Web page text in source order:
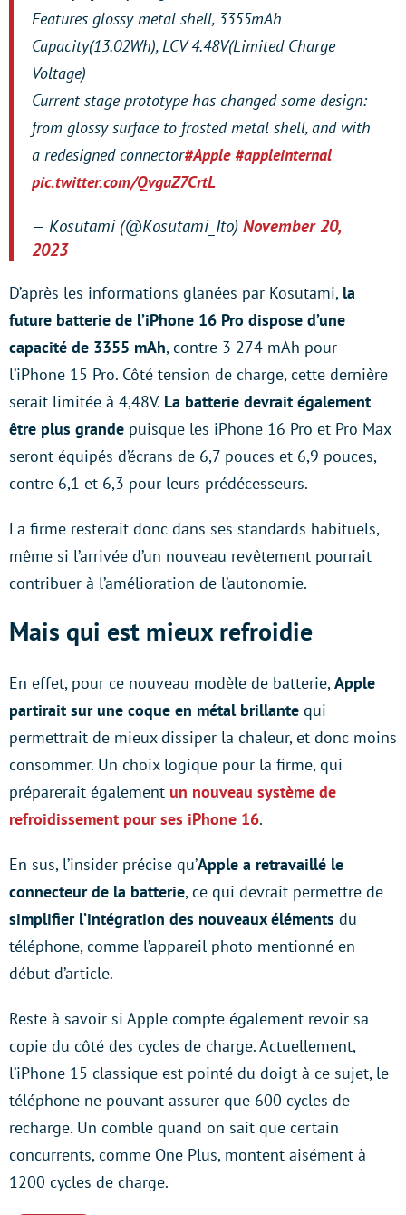
Features glossy metal shell, 3355mAh
Capacity(13.02Wh), LCV 4.48V(Limited Charge
Voltage)
Current stage prototype has changed some design:
from glossy surface to frosted metal shell, and with
a redesigned connector#Apple #appleinternal
pic.twitter.com/QvguZ7CrtL
— Kosutami (@Kosutami_Ito) November 20,
2023
D’après les informations glanées par Kosutami, la
future batterie de l’iPhone 16 Pro dispose d’une
capacité de 3355 mAh, contre 3 274 mAh pour
l’iPhone 15 Pro. Côté tension de charge, cette dernière
serait limitée à 4,48V. La batterie devrait également
être plus grande puisque les iPhone 16 Pro et Pro Max
seront équipés d’écrans de 6,7 pouces et 6,9 pouces,
contre 6,1 et 6,3 pour leurs prédécesseurs.
La firme resterait donc dans ses standards habituels,
même si l’arrivée d’un nouveau revêtement pourrait
contribuer à l’amélioration de l’autonomie.
Mais qui est mieux refroidie
En effet, pour ce nouveau modèle de batterie, Apple
partirait sur une coque en métal brillante qui
permettrait de mieux dissiper la chaleur, et donc moins
consommer. Un choix logique pour la firme, qui
préparerait également un nouveau système de
refroidissement pour ses iPhone 16.
En sus, l’insider précise qu’Apple a retravaillé le
connecteur de la batterie, ce qui devrait permettre de
simplifier l’intégration des nouveaux éléments du
téléphone, comme l’appareil photo mentionné en
début d’article.
Reste à savoir si Apple compte également revoir sa
copie du côté des cycles de charge. Actuellement,
l’iPhone 15 classique est pointé du doigt à ce sujet, le
téléphone ne pouvant assurer que 600 cycles de
recharge. Un comble quand on sait que certain
concurrents, comme One Plus, montent aisément à
1200 cycles de charge.